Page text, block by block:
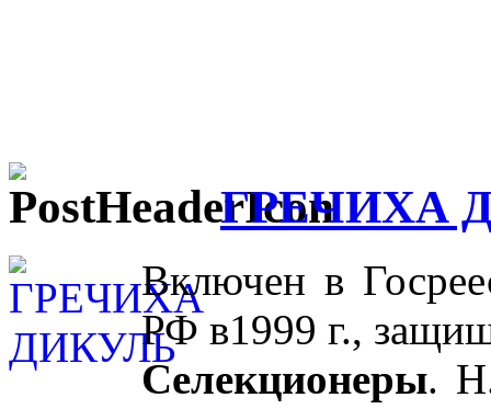
ГРЕЧИХА
Включен в
РФ в1999 г.,
Селекционеры.